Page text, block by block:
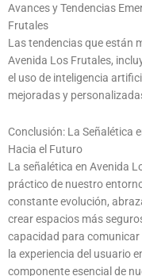
Avances y Tendencias
Frutales
Las tendencias que están
Avenida Los Frutales,
el uso de inteligencia
mejoradas y
Conclusión: La Señalética
Hacia el Futuro
La señalética en Avenida
práctico de nuestro
constante evolución,
crear espacios más
capacidad para
la experiencia del usuario
componente esencial de